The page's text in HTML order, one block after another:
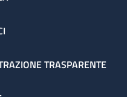
TRASPARENTE